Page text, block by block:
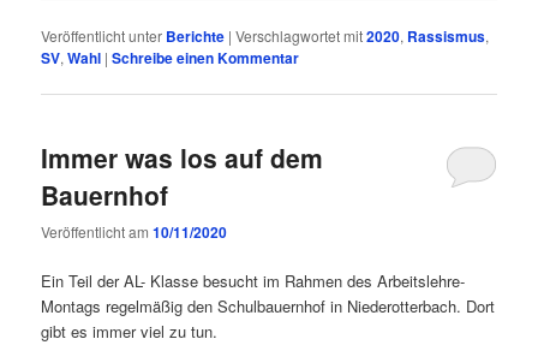
Veröffentlicht unter Berichte |Verschlagwortet mit2020, Rassismus,
SV,Wahl |Schreibe einen Kommentar
Immer was los auf dem
Bauernhof
Veröffentlicht am10/11/2020
Ein Teil der AL- Klasse besucht im Rahmen des Arbeitslehre-
Montags regelmäßig den Schulbauernhof in Niederotterbach. Dort
gibt es immer viel zu tun.